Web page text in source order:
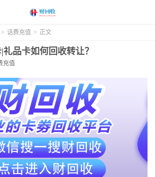
> 话费充值 > 正文
品卡如何回收转让？
充值